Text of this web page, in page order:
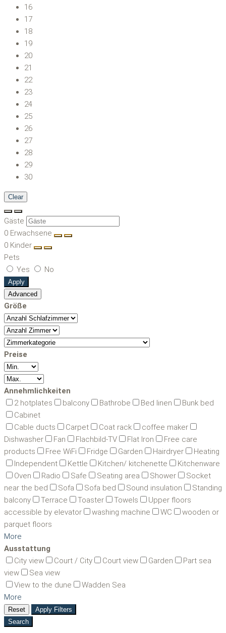
16
17
18
19
20
21
22
23
24
25
26
27
28
29
30
Clear
Gäste
0 Erwachsene
0 Kinder
Pets
Yes
No
Apply
Advanced
Größe
Preise
Annehmlichkeiten
2 hotplates
balcony Bathrobe Bed linen
Bunk bed
Cabinet
Cable ducts
Carpet Coat rack
coffee maker
Dishwasher
Fan Flachbild-TV Flat Iron
Free care
products
Free WiFi Fridge Garden Hairdryer
Heating
Independent
Kettle Kitchen/ kitchenette
Kitchenware
Oven
Radio Safe Seating area Shower
Socket
near the bed
Sofa Sofa bed Sound insulation
Standing
balcony
Terrace Toaster Towels
Upper floors
accessible by elevator
washing machine WC
wooden or
parquet floors
More
Ausstattung
City view
Court / City Court view Garden
Part sea
view
Sea view
View to the dune
Wadden Sea
More
Reset
Apply Filters
Search